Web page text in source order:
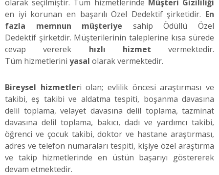
olarak seçilmiştir. Tüm hizmetlerinde Müşteri Gizililiği
en iyi korunan en başarılı Özel Dedektif şirketidir. En
fazla memnun müşteriye sahip Ödüllü Özel
Dedektif şirketdir. Müşterilerinin taleplerine kısa sürede
cevap vererek hızlı hizmet vermektedir.
Tüm hizmetlerini yasal olarak vermektedir.
Bireysel hizmetleri olan; evlilik öncesi araştırması ve
takibi, eş takibi ve aldatma tespiti, boşanma davasına
delil toplama, velayet davasına delil toplama, tazminat
davasına delil toplama, bakıcı, dadı ve yardımcı takibi,
öğrenci ve çocuk takibi, doktor ve hastane araştırması,
adres ve telefon numaraları tespiti, kişiye özel araştırma
ve takip hizmetlerinde en üstün başarıyı göstererek
devam etmektedir.